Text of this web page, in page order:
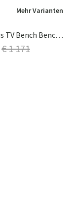
Mehr Varianten
Audacious TV Bench Bench Solid Oak,MDF (painted),Polyester,Artificial
€ 1 171